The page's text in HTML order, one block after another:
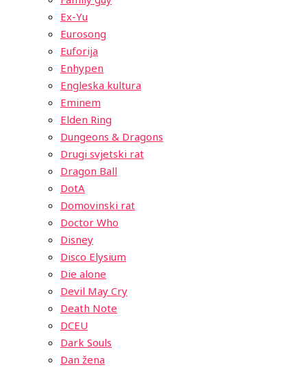
Ex-Yu
Eurosong
Euforija
Enhypen
Engleska kultura
Eminem
Elden Ring
Dungeons & Dragons
Drugi svjetski rat
Dragon Ball
DotA
Domovinski rat
Doctor Who
Disney
Disco Elysium
Die alone
Devil May Cry
Death Note
DCEU
Dark Souls
Dan žena